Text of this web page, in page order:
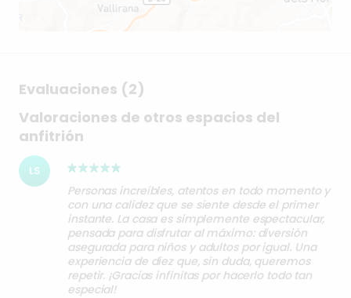
Evaluaciones (2)
Valoraciones de otros espacios del
anfitrión
LS
Personas increíbles, atentos en todo momento y
con una calidez que se siente desde el primer
instante. La casa es simplemente espectacular,
pensada para disfrutar al máximo: diversión
asegurada para niños y adultos por igual. Una
experiencia de diez que, sin duda, queremos
repetir. ¡Gracias infinitas por hacerlo todo tan
especial!